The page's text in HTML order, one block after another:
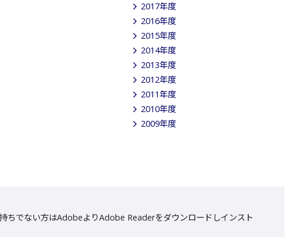
2017年度
2016年度
2015年度
2014年度
2013年度
2012年度
2011年度
2010年度
2009年度
ちでない方はAdobeよりAdobe Readerをダウンロードしインスト